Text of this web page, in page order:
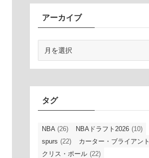
アーカイブ
ブ
タグ
NBA (26) NBAドラフト2026 (10)
spurs (22) カーター・ブライアント
クリス・ポール (22)